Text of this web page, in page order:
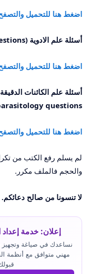
اضغط هنا للتحميل
أسئلة علم الادوية (
اضغط هنا للتحميل
أسئلة علم الكائنات
questions
اضغط هنا للتحميل
لم يسلم رفع الكتب من
والحجم فالملف مكرر.
لا تنسونا من صالح دعائكم.
إعلان: خدمة إعداد